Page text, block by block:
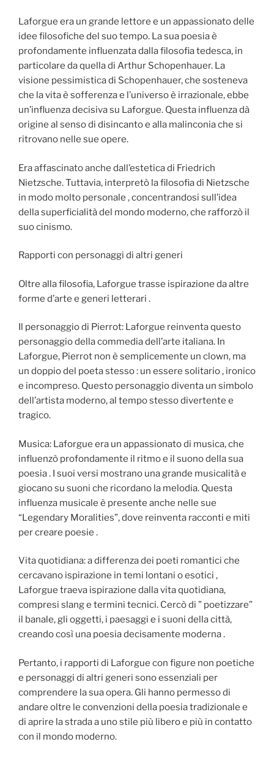
Laforgue era un grande lettore e un appassionato delle
idee filosofiche del suo tempo. La sua poesia è
profondamente influenzata dalla filosofia tedesca, in
particolare da quella di Arthur Schopenhauer. La
visione pessimistica di Schopenhauer, che sosteneva
che la vita è sofferenza e l’universo è irrazionale, ebbe
un’influenza decisiva su Laforgue. Questa influenza dà
origine al senso di disincanto e alla malinconia che si
ritrovano nelle sue opere.
Era affascinato anche dall’estetica di Friedrich
Nietzsche. Tuttavia, interpretò la filosofia di Nietzsche
in modo molto personale , concentrandosi sull’idea
della superficialità del mondo moderno, che rafforzò il
suo cinismo.
Rapporti con personaggi di altri generi
Oltre alla filosofia, Laforgue trasse ispirazione da altre
forme d’arte e generi letterari .
Il personaggio di Pierrot: Laforgue reinventa questo
personaggio della commedia dell’arte italiana. In
Laforgue, Pierrot non è semplicemente un clown, ma
un doppio del poeta stesso : un essere solitario , ironico
e incompreso. Questo personaggio diventa un simbolo
dell’artista moderno, al tempo stesso divertente e
tragico.
Musica: Laforgue era un appassionato di musica, che
influenzò profondamente il ritmo e il suono della sua
poesia . I suoi versi mostrano una grande musicalità e
giocano su suoni che ricordano la melodia. Questa
influenza musicale è presente anche nelle sue
“Legendary Moralities”, dove reinventa racconti e miti
per creare poesie .
Vita quotidiana: a differenza dei poeti romantici che
cercavano ispirazione in temi lontani o esotici ,
Laforgue traeva ispirazione dalla vita quotidiana,
compresi slang e termini tecnici. Cercò di ” poetizzare”
il banale, gli oggetti, i paesaggi e i suoni della città,
creando così una poesia decisamente moderna .
Pertanto, i rapporti di Laforgue con figure non poetiche
e personaggi di altri generi sono essenziali per
comprendere la sua opera. Gli hanno permesso di
andare oltre le convenzioni della poesia tradizionale e
di aprire la strada a uno stile più libero e più in contatto
con il mondo moderno.